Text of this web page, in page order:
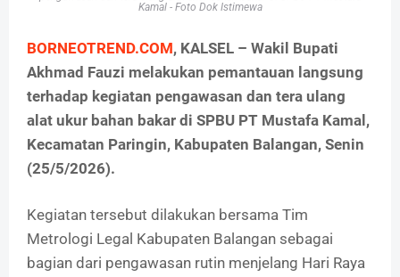
Kamal - Foto Dok Istimewa
BORNEOTREND.COM, KALSEL – Wakil Bupati
Akhmad Fauzi melakukan pemantauan langsung
terhadap kegiatan pengawasan dan tera ulang
alat ukur bahan bakar di SPBU PT Mustafa Kamal,
Kecamatan Paringin, Kabupaten Balangan, Senin
(25/5/2026).
Kegiatan tersebut dilakukan bersama Tim
Metrologi Legal Kabupaten Balangan sebagai
bagian dari pengawasan rutin menjelang Hari Raya